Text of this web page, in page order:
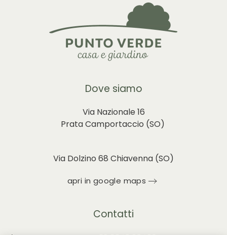
Dove siamo
Via Nazionale 16
Prata Camportaccio (SO)
Via Dolzino 68 Chiavenna (SO)
apri in google maps
Contatti